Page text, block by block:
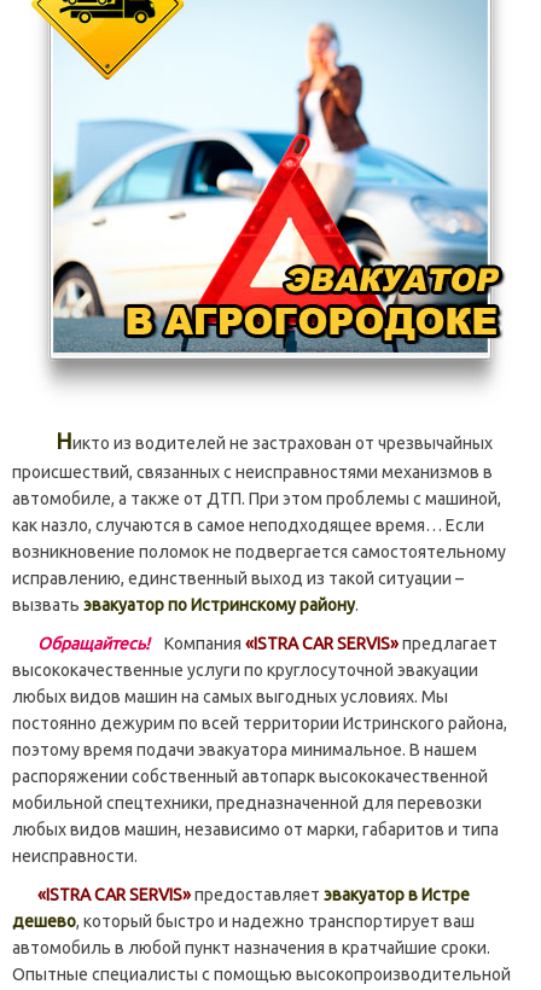
Никто из водителей не застрахован от чрезвычайных
происшествий, связанных с неисправностями механизмов в
автомобиле, а также от ДТП. При этом проблемы с машиной,
как назло, случаются в самое неподходящее время… Если
возникновение поломок не подвергается самостоятельному
исправлению, единственный выход из такой ситуации –
вызвать эвакуатор по Истринскому району.
Обращайтесь!Компания «ISTRA CAR SERVIS»предлагает
высококачественные услуги по круглосуточной эвакуации
любых видов машин на самых выгодных условиях. Мы
постоянно дежурим по всей территории Истринского района,
поэтому время подачи эвакуатора минимальное. В нашем
распоряжении собственный автопарк высококачественной
мобильной спецтехники, предназначенной для перевозки
любых видов машин, независимо от марки, габаритов и типа
неисправности.
«ISTRA CAR SERVIS»предоставляет эвакуатор в Истре
дешево, который быстро и надежно транспортирует ваш
автомобиль в любой пункт назначения в кратчайшие сроки.
Опытные специалисты с помощью высокопроизводительной